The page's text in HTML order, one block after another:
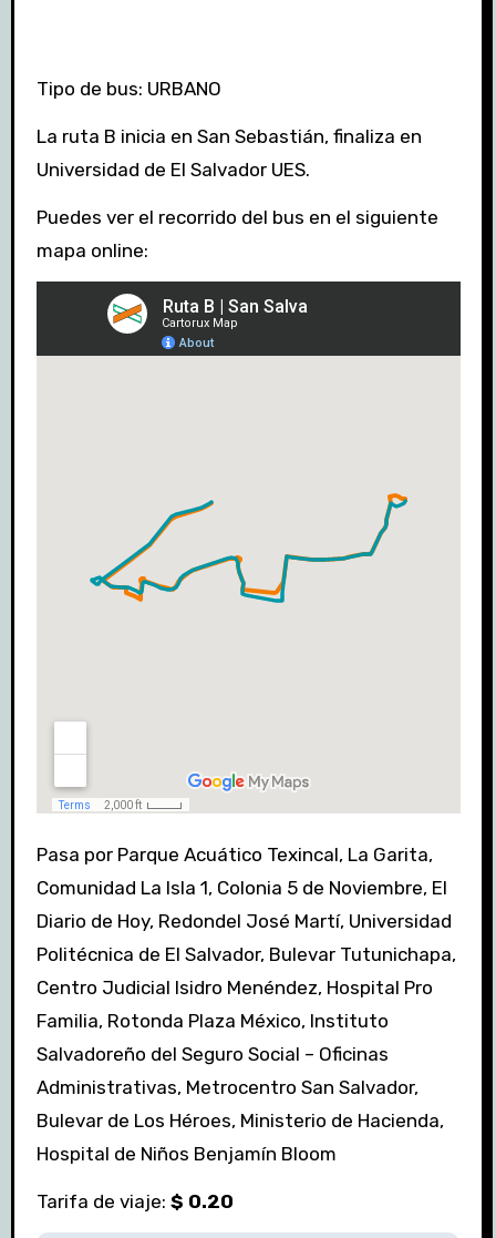
Tipo de bus: URBANO
La ruta B inicia en San Sebastián, finaliza en
Universidad de El Salvador UES.
Puedes ver el recorrido del bus en el siguiente
mapa online:
Pasa por Parque Acuático Texincal, La Garita,
Comunidad La Isla 1, Colonia 5 de Noviembre, El
Diario de Hoy, Redondel José Martí, Universidad
Politécnica de El Salvador, Bulevar Tutunichapa,
Centro Judicial Isidro Menéndez, Hospital Pro
Familia, Rotonda Plaza México, Instituto
Salvadoreño del Seguro Social – Oficinas
Administrativas, Metrocentro San Salvador,
Bulevar de Los Héroes, Ministerio de Hacienda,
Hospital de Niños Benjamín Bloom
Tarifa de viaje: $ 0.20